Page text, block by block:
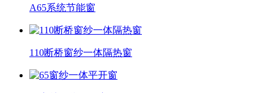
A65系统节能窗
110断桥窗纱一体隔热窗